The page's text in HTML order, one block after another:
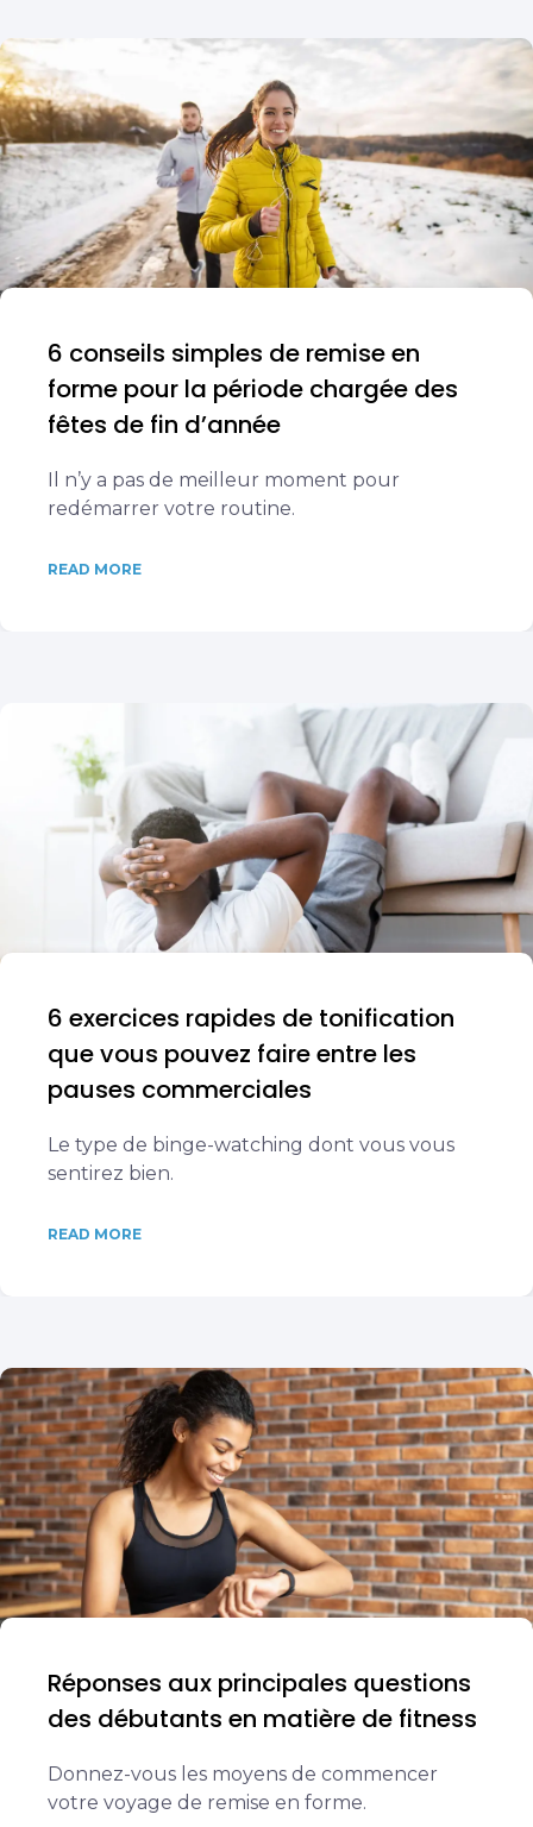
6 conseils simples de remise en
forme pour la période chargée des
fêtes de fin d’année
Il n’y a pas de meilleur moment pour
redémarrer votre routine.
READ MORE
6 exercices rapides de tonification
que vous pouvez faire entre les
pauses commerciales
Le type de binge-watching dont vous vous
sentirez bien.
READ MORE
Réponses aux principales questions
des débutants en matière de fitness
Donnez-vous les moyens de commencer
votre voyage de remise en forme.